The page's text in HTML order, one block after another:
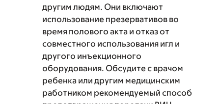
другим людям. Они включают
использование презервативов во
время полового акта и отказ от
совместного использования игл и
другого инъекционного
оборудования. Обсудите с врачом
ребенка или другим медицинским
работником рекомендуемый способ